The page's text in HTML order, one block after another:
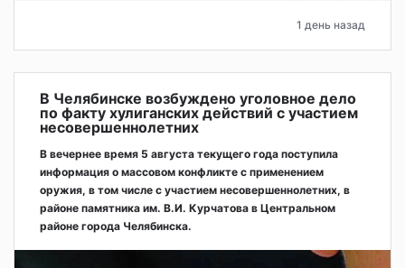
1 день назад
В Челябинске возбуждено уголовное дело
по факту хулиганских действий с участием
несовершеннолетних
В вечернее время 5 августа текущего года поступила
информация о массовом конфликте с применением
оружия, в том числе с участием несовершеннолетних, в
районе памятника им. В.И. Курчатова в Центральном
районе города Челябинска.